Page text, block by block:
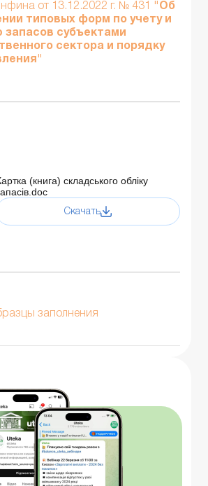
от 13.12.2022 г. № 431
"Об
типовых форм по учету и
запасов субъектами
сектора и порядку
(книга) складського обліку
Скачать
заполнения